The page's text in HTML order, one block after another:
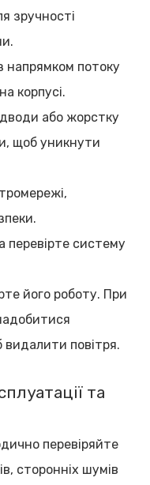
зручності
напрямком потоку
корпусі.
або жорстку
щоб уникнути
перевірте систему
його роботу. При
видалити повітря.
та
перевіряйте
сторонніх шумів